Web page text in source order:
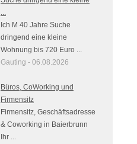
Ich M 40 Jahre Suche
dringend eine kleine
Wohnung bis 720 Euro ...
Gauting - 06.08.2026
Büros, CoWorking und
Firmensitz
Firmensitz, Geschäftsadresse
& Coworking in Baierbrunn
Ihr ...